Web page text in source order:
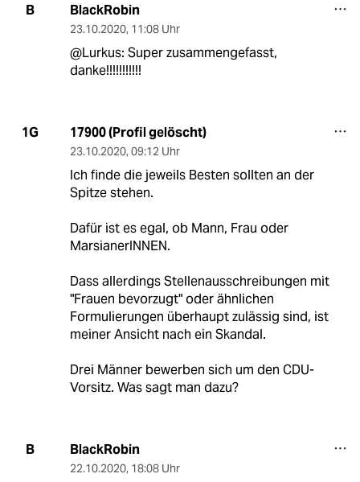
B BlackRobin
23.10.2020, 11:08 Uhr
@Lurkus: Super zusammengefasst,
danke!!!!!!!!!!!
1G 17900 (Profil gelöscht)
23.10.2020, 09:12 Uhr
Ich finde die jeweils Besten sollten an der
Spitze stehen.
Dafür ist es egal, ob Mann, Frau oder
MarsianerINNEN.
Dass allerdings Stellenausschreibungen mit
"Frauen bevorzugt" oder ähnlichen
Formulierungen überhaupt zulässig sind, ist
meiner Ansicht nach ein Skandal.
Drei Männer bewerben sich um den CDU-
Vorsitz. Was sagt man dazu?
B BlackRobin
22.10.2020, 18:08 Uhr